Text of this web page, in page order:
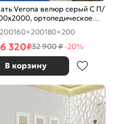
Verona велюр серый С П/
ортопедическое
изголовье мягкое
160×200180×200
320₽32 900 ₽-20%
В корзину